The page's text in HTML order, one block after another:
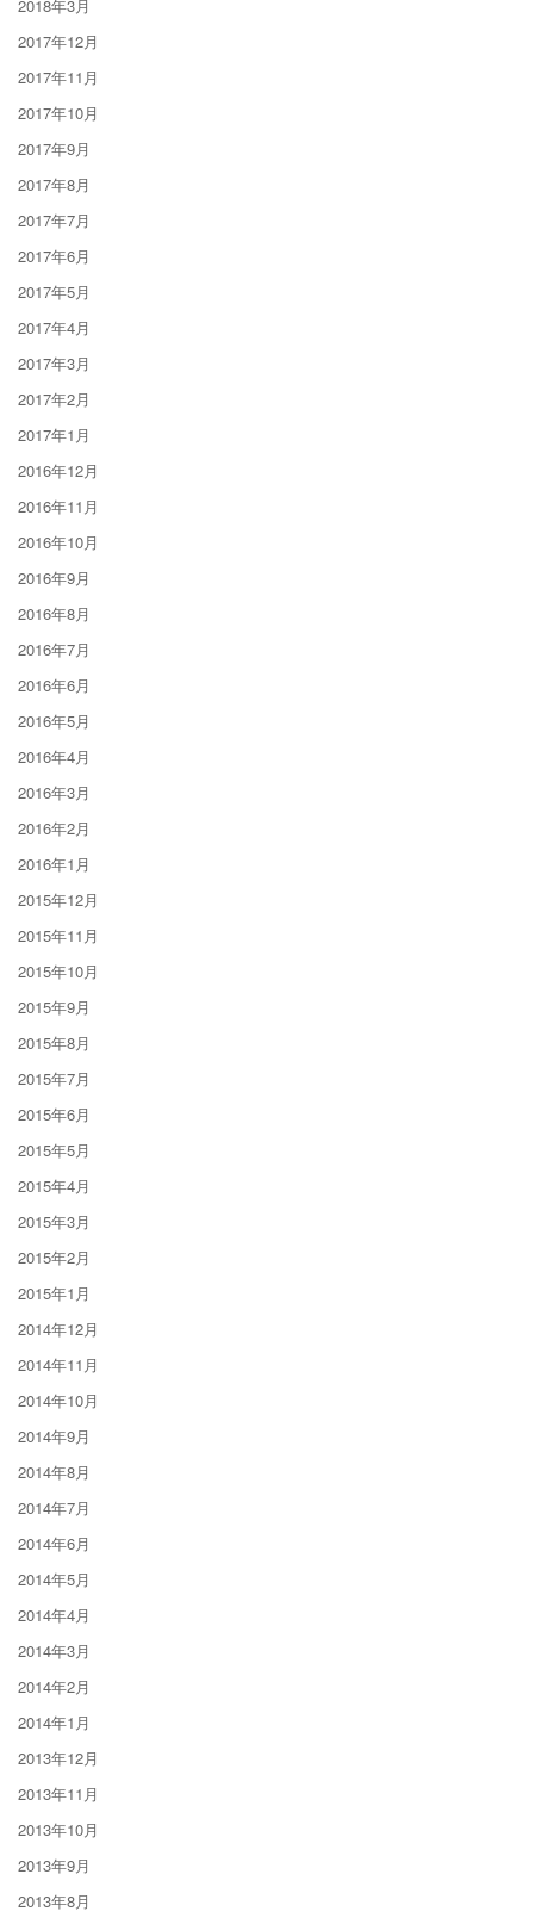
2018年3月
2017年12月
2017年11月
2017年10月
2017年9月
2017年8月
2017年7月
2017年6月
2017年5月
2017年4月
2017年3月
2017年2月
2017年1月
2016年12月
2016年11月
2016年10月
2016年9月
2016年8月
2016年7月
2016年6月
2016年5月
2016年4月
2016年3月
2016年2月
2016年1月
2015年12月
2015年11月
2015年10月
2015年9月
2015年8月
2015年7月
2015年6月
2015年5月
2015年4月
2015年3月
2015年2月
2015年1月
2014年12月
2014年11月
2014年10月
2014年9月
2014年8月
2014年7月
2014年6月
2014年5月
2014年4月
2014年3月
2014年2月
2014年1月
2013年12月
2013年11月
2013年10月
2013年9月
2013年8月